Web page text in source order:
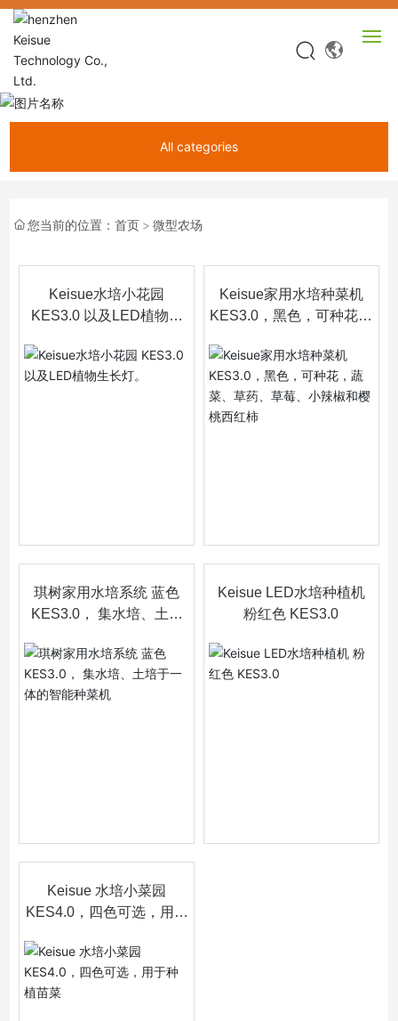
网站首页
新闻中心
服务中心
All categories
您当前的位置：首页 微型农场
Keisue水培小花园
KES3.0 以及LED植物生
Keisue家用水培种菜机
KES3.0，黑色，可种花，
椒和樱桃西红柿
琪树家用水培系统 蓝色
KES3.0， 集水培、土培
Keisue LED水培种植机
粉红色 KES3.0
Keisue 水培小菜园
KES4.0，四色可选，用于